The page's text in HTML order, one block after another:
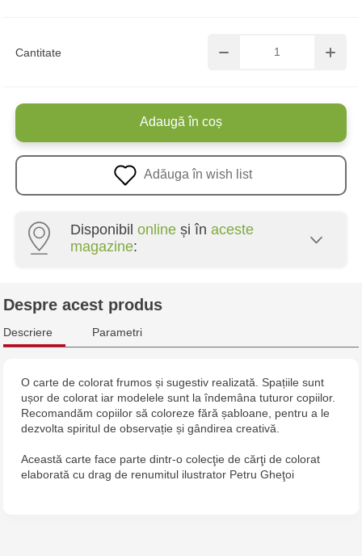
Cantitate
Adaugă în coș
Adăuga în wish list
Disponibil online și în aceste
magazine:
Multistore Centru - bd. Cantemir, 6
Jucărenia Bălți - str. Alexandru Cel Bun, 5
Jucărenia Cahul - str. Ștefan cel Mare, 29А
Jucarenia Ciocana - bd.Mircea cel Bătrân, 39
Despre acest produs
Descriere Parametri
O carte de colorat frumos și sugestiv realizată. Spațiile sunt
ușor de colorat iar modelele sunt la îndemâna tuturor copiilor.
Recomandăm copiilor să coloreze fără șabloane, pentru a le
dezvolta spiritul de observație și gândirea creativă.
Această carte face parte dintr-o colecţie de cărţi de colorat
elaborată cu drag de renumitul ilustrator Petru Gheţoi